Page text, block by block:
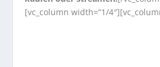
[vc_column width=“1/